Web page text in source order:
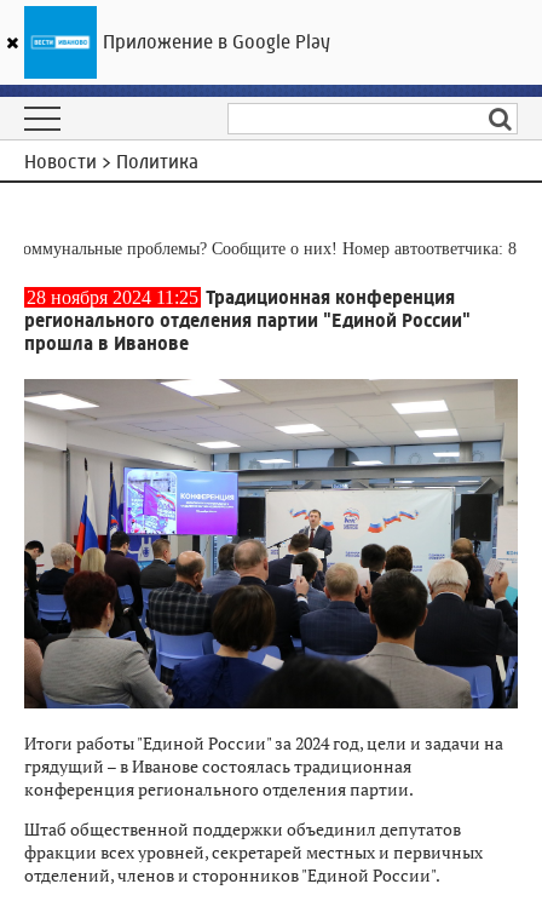
ГТРК «Ивтелерадио»
Новости > Политика
проблемы? Сообщите о них! Номер автоответчика:8
28 ноября 2024 11:25 Традиционная конференция
регионального отделения партии "Единой России"
прошла в Иванове
Итоги работы "Единой России" за 2024 год, цели и задачи на
грядущий – в Иванове состоялась традиционная
конференция регионального отделения партии.
Штаб общественной поддержки объединил депутатов
фракции всех уровней, секретарей местных и первичных
отделений, членов и сторонников "Единой России".
Приложение в Google Play